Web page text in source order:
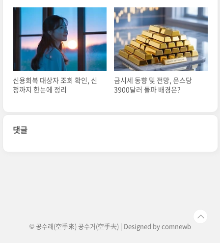
신용회복 대상자 조회 확인, 신
청까지 한눈에 정리
금시세 동향 및 전망, 온스당
3900달러 돌파 배경은?
댓글
© 공수래(空手來) 공수거(空手去) | Designed bycomnewb